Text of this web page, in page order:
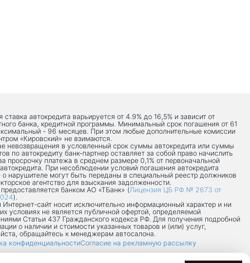
ставка автокредита варьируется от 4.9% до 16,5% и зависит от
банка, кредитной программы. Минимальный срок погашения от 61
- 96 месяцев. При этом любые дополнительные комиссии
«Кировский» не взимаются.
невозвращения в условленный срок суммы автокредита или суммы
по автокредиту банк-партнер оставляет за собой право начислить
просрочку платежа в среднем размере 0,1% от первоначальной
При несоблюдении условий погашения автокредита
о нарушителе могут быть переданы в специальный реестр должников
агентство для взыскания задолженности.
банком АО «ТБанк» (Лицензия ЦБ РФ № 2673 от
).
сaйт носит исключительно информационный характер и ни
условиях не является публичной офертой, определяемой
Статьи 437 Гражданского кодекса РФ. Для получения подробной
о наличии и стоимости указанных товаров и (или) услуг,
обращайтесь к менеджерам автосалона.
конфиденциальностиСогласие на рекламную рассылку